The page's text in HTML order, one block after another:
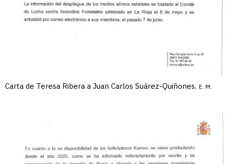
Carta de Teresa Ribera a Juan Carlos Suárez-Quiñones. E. M.